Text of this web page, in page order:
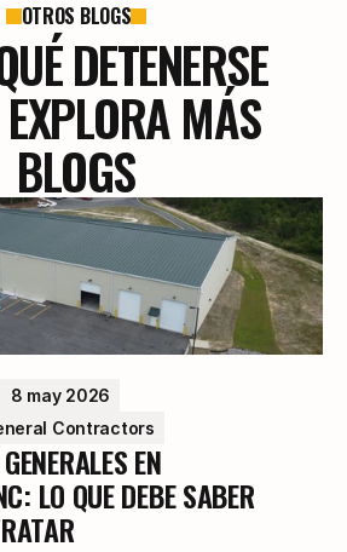
OTROS BLOGS
DETENERSE
MÁS
BLOGS
8 may 2026
Contractors
EN
LO QUE DEBE SABER